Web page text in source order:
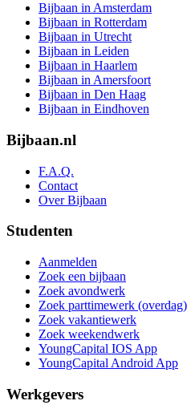
Bijbaan in Amsterdam
Bijbaan in Rotterdam
Bijbaan in Utrecht
Bijbaan in Leiden
Bijbaan in Haarlem
Bijbaan in Amersfoort
Bijbaan in Den Haag
Bijbaan in Eindhoven
Bijbaan.nl
F.A.Q.
Contact
Over Bijbaan
Studenten
Aanmelden
Zoek een bijbaan
Zoek avondwerk
Zoek parttimewerk (overdag)
Zoek vakantiewerk
Zoek weekendwerk
YoungCapital IOS App
YoungCapital Android App
Werkgevers